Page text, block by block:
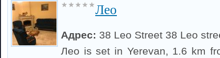
Лео
Адрес: 38 Leo Street 38 Leo
Лео is set in Yerevan, 1.6 km